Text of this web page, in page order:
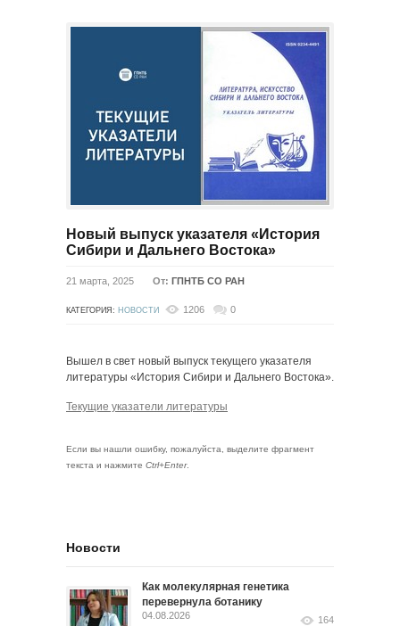
Новый выпуск указателя «История
Сибири и Дальнего Востока»
21 марта, 2025 От: ГПНТБ СО РАН
КАТЕГОРИЯ: НОВОСТИ 1206 0
Вышел в свет новый выпуск текущего указателя
литературы «История Сибири и Дальнего Востока».
Текущие указатели литературы
Если вы нашли ошибку, пожалуйста, выделите фрагмент
текста и нажмите Ctrl+Enter.
Новости
Как молекулярная генетика
перевернула ботанику
04.08.2026 164